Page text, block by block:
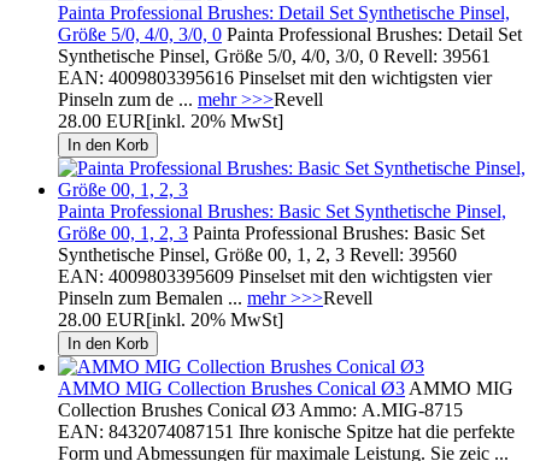
Painta Professional Brushes: Detail Set Synthetische Pinsel,
Größe 5/0, 4/0, 3/0, 0 Painta Professional Brushes: Detail Set
Synthetische Pinsel, Größe 5/0, 4/0, 3/0, 0 Revell: 39561
EAN: 4009803395616 Pinselset mit den wichtigsten vier
Pinseln zum de ... mehr >>>Revell
28.00 EUR[inkl. 20% MwSt]
Painta Professional Brushes: Basic Set Synthetische Pinsel,
Größe 00, 1, 2, 3 Painta Professional Brushes: Basic Set
Synthetische Pinsel, Größe 00, 1, 2, 3 Revell: 39560
EAN: 4009803395609 Pinselset mit den wichtigsten vier
Pinseln zum Bemalen ... mehr >>>Revell
28.00 EUR[inkl. 20% MwSt]
AMMO MIG Collection Brushes Conical Ø3 AMMO MIG
Collection Brushes Conical Ø3 Ammo: A.MIG-8715
EAN: 8432074087151 Ihre konische Spitze hat die perfekte
Form und Abmessungen für maximale Leistung. Sie zeic ...